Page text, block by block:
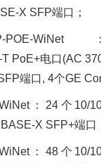
X SFP端口；
POE-
PoE+电口(AC
端口, 4个GE
：24个10/
X SFP+端口
：48个10/